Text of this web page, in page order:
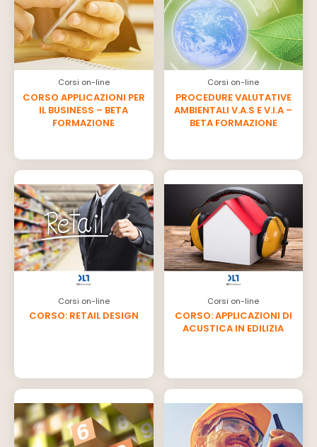
Corsi on-line
CORSO APPLICAZIONI PER
IL BUSINESS – BETA
FORMAZIONE
Corsi on-line
PROCEDURE VALUTATIVE
AMBIENTALI V.A.S E V.I.A –
BETA FORMAZIONE
Corsi on-line
CORSO: RETAIL DESIGN
Corsi on-line
CORSO: APPLICAZIONI DI
ACUSTICA IN EDILIZIA